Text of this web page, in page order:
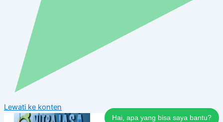
Hai, apa yang bisa saya bantu?
Lewati ke konten